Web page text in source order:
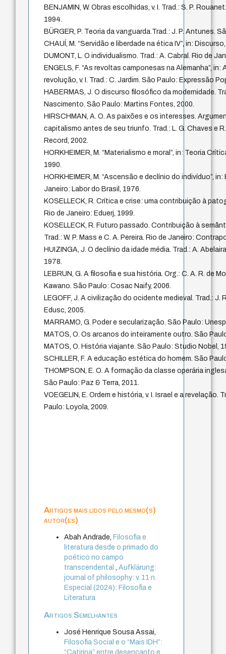
BENJAMIN, W. Obras escolhidas, v. I. Trad.: S. P.
1994.
BÜRGER, P. Teoria da vanguarda.Trad.: J. P. Antunes.
CHAUÍ, M. “Servidão e liberdade na ética IV”, in:
DUMONT, L. O individualismo. Trad.: A. Cabral. Rio de
ENGELS, F. “As revoltas camponesas na Alemanha”,
revolução, v. I. Trad.: C. Jardim. São Paulo: Expressão
HABERMAS, J. O discurso filosófico da modernidade.
Nascimento. São Paulo: Martins Fontes, 2000.
HIRSCHMAN, A. O. As paixões e os interesses.
capitalismo antes de seu triunfo. Trad.: L. G. Chaves e
Record, 2002.
HORKHEIMER, M. “Materialismo e moral”, in: Teoria
1990.
HORKHEIMER, M. “Ascensão e declínio do indivíduo”,
Janeiro: Labor do Brasil, 1976.
KOSELLECK, R. Crítica e crise: uma contribuição à
Rio de Janeiro: Eduerj, 1999.
KOSELLECK, R. Futuro passado. Contribuição à
Trad.: W. P. Mass e C. A. Pereira. Rio de Janeiro:
HUIZINGA, J. O declínio da idade média. Trad.: A.
1978.
LEBRUN, G. A filosofia e sua história. Org.: C. A. R. de
Kawano. São Paulo: Cosac Naify, 2006.
LEGOFF, J. A civilização do ocidente medieval. Trad.: J.
Edusc, 2005.
MARRAMO, G. Poder e secularização. São Paulo:
MATOS, O. Os arcanos do inteiramente outro. São
MATOS, O. História viajante. São Paulo: Studio Nobel,
SCHILLER, F. A educação estética do homem. São
THOMPSON, E. O. A formação da classe operária
São Paulo: Paz & Terra, 2011.
VOEGELIN, E. Ordem e história, v. I. Israel e a revelação.
Paulo: Loyola, 2009.
Artigos mais lidos pelo mesmo(s)
autor(es)
Abah Andrade, Filosofia e
literatura desde o primado do
poético no campo
transcendental,Aufklärung:
journal of philosophy: v. 11 n.
Especial (2024): Filosofia e
Literatura
Artigos Semelhantes
José Henrique Sousa Assai,
Filosofia Social e o “Mais IDH”:
“Catirina” entre desencanto e